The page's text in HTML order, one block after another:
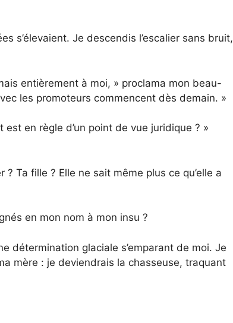
s’élevaient. Je descendis l’escalier sans bruit,
entièrement à moi, » proclama mon beau-
les promoteurs commencent dès demain. »
en règle d’un point de vue juridique ? »
Ta fille ? Elle ne sait même plus ce qu’elle a
en mon nom à mon insu ?
détermination glaciale s’emparant de moi. Je
mère : je deviendrais la chasseuse, traquant